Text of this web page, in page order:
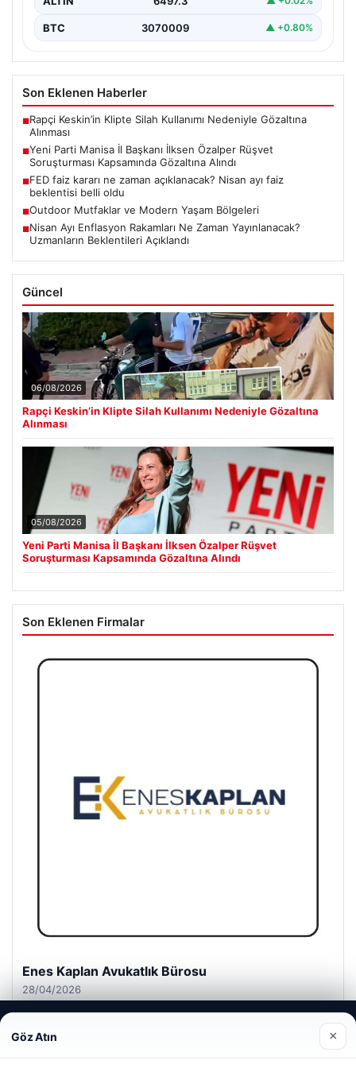
BTC 3070009 ▲ +0.80%
Son Eklenen Haberler
■Rapçi Keskin’in Klipte Silah Kullanımı Nedeniyle Gözaltına
Alınması
■Yeni Parti Manisa İl Başkanı İlksen Özalper Rüşvet
Soruşturması Kapsamında Gözaltına Alındı
■FED faiz kararı ne zaman açıklanacak? Nisan ayı faiz
beklentisi belli oldu
■Outdoor Mutfaklar ve Modern Yaşam Bölgeleri
■Nisan Ayı Enflasyon Rakamları Ne Zaman Yayınlanacak?
Uzmanların Beklentileri Açıklandı
Güncel
06/08/2026
Rapçi Keskin’in Klipte Silah Kullanımı Nedeniyle Gözaltına
Alınması
05/08/2026
Yeni Parti Manisa İl Başkanı İlksen Özalper Rüşvet
Soruşturması Kapsamında Gözaltına Alındı
Son Eklenen Firmalar
Enes Kaplan Avukatlık Bürosu
28/04/2026
deneyiminizi kişiselleştirmek ve geliştirmek amacıyla çerezler
kullanıyoruz.Çerez Politikamız
Göz Atın ×